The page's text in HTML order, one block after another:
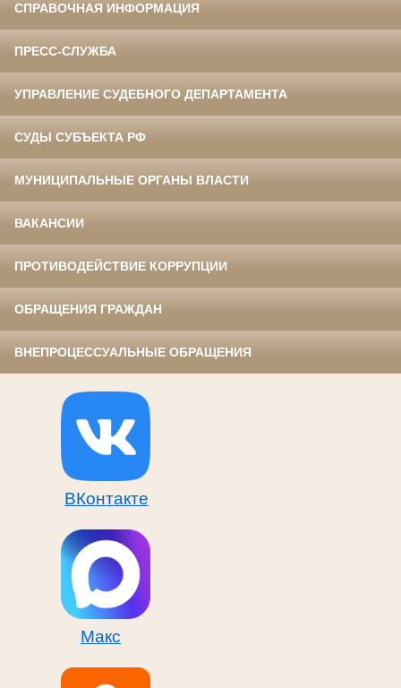
СПРАВОЧНАЯ ИНФОРМАЦИЯ
ПРЕСС-СЛУЖБА
УПРАВЛЕНИЕ СУДЕБНОГО ДЕПАРТАМЕНТА
СУДЫ СУБЪЕКТА РФ
МУНИЦИПАЛЬНЫЕ ОРГАНЫ ВЛАСТИ
ВАКАНСИИ
ПРОТИВОДЕЙСТВИЕ КОРРУПЦИИ
ОБРАЩЕНИЯ ГРАЖДАН
ВНЕПРОЦЕССУАЛЬНЫЕ ОБРАЩЕНИЯ
ВКонтакте
Макс